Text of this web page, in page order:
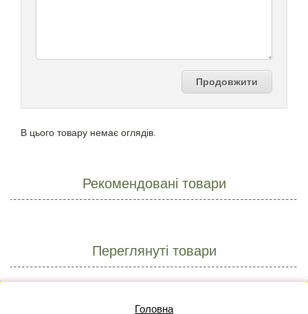
Продовжити
В цього товару немає оглядів.
Рекомендовані товари
Переглянуті товари
Головна